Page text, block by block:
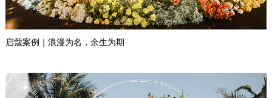
启蔻案例｜浪漫为名，余生为期